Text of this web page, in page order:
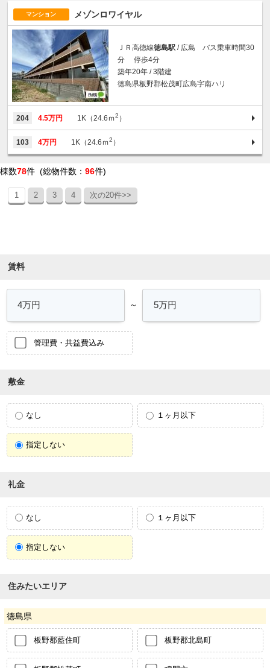
マンション メゾンロワイヤル
ＪＲ高徳線徳島駅 / 広島 バス乗車時間30
分 停歩4分
築年20年 / 3階建
徳島県板野郡松茂町広島字南ハリ
204 4.5万円 1K（24.6ｍ2 ）
103 4万円 1K（24.6ｍ2 ）
棟数78件 (総物件数： 96件)
1 2 3 4 次の20件>>
賃料
～
管理費・共益費込み
敷金
なし １ヶ月以下
指定しない
礼金
なし １ヶ月以下
指定しない
住みたいエリア
徳島県
板野郡藍住町 板野郡北島町